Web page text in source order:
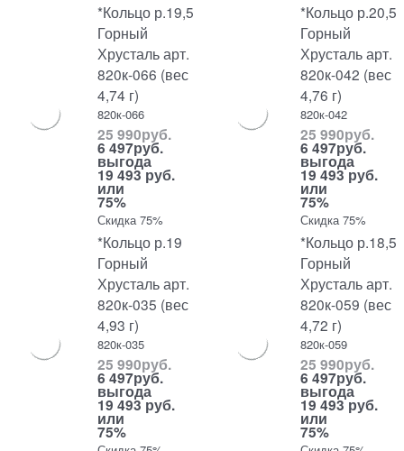
*Кольцо р.19,5
Горный
Хрусталь арт.
820к-066 (вес
4,74 г)
820к-066
25 990руб.
6 497руб.
выгода
19 493 руб.
или
75%
Скидка 75%
*Кольцо р.20,5
Горный
Хрусталь арт.
820к-042 (вес
4,76 г)
820к-042
25 990руб.
6 497руб.
выгода
19 493 руб.
или
75%
Скидка 75%
*Кольцо р.19
Горный
Хрусталь арт.
820к-035 (вес
4,93 г)
820к-035
25 990руб.
6 497руб.
выгода
19 493 руб.
или
75%
*Кольцо р.18,5
Горный
Хрусталь арт.
820к-059 (вес
4,72 г)
820к-059
25 990руб.
6 497руб.
выгода
19 493 руб.
или
75%